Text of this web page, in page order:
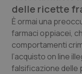
Calabria
Campania
Emilia-
Asma & BPCO
Car-T
Colesterolo
delle ricette
È ormai una
farmaci oppiacei,
comportamenti
l’acquisto on line
falsificazione delle